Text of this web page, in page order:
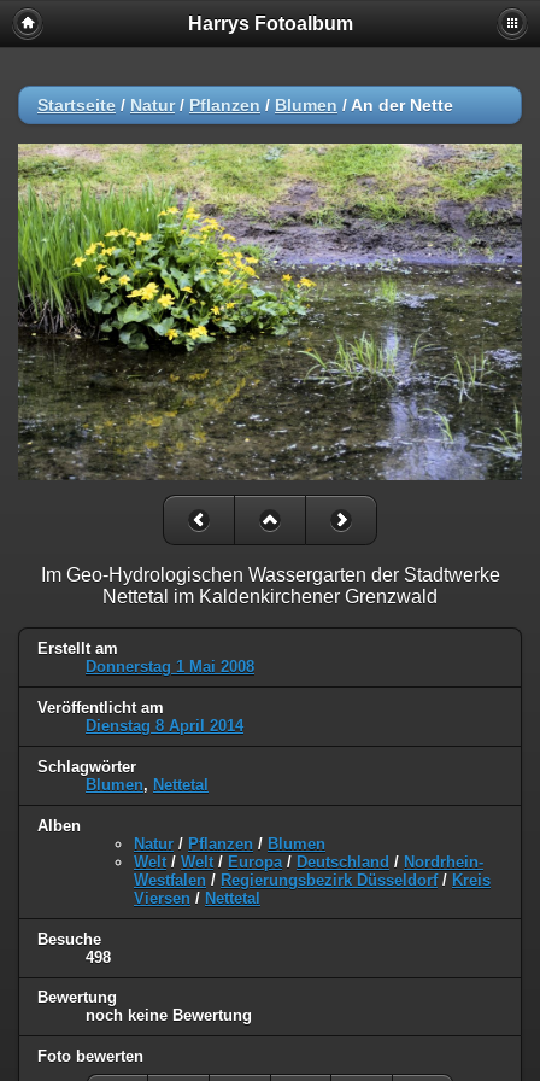
Harrys Fotoalbum
Startseite / Natur/ Pflanzen / Blumen / An der Nette
Im Geo-Hydrologischen Wassergarten der Stadtwerke
Nettetal im Kaldenkirchener Grenzwald
Erstellt am
Donnerstag 1 Mai 2008
Veröffentlicht am
Dienstag 8 April 2014
Schlagwörter
Blumen, Nettetal
Alben
Natur / Pflanzen / Blumen
Welt / Welt / Europa / Deutschland / Nordrhein-
Westfalen / Regierungsbezirk Düsseldorf/ Kreis
Viersen / Nettetal
Besuche
498
Bewertung
noch keine Bewertung
Foto bewerten